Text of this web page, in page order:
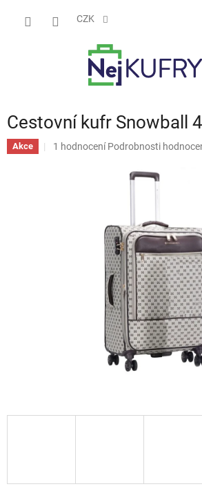
CZK
Cestovní kufr Snowball
Akce
Průměrné
1 hodnocení Podrobnosti